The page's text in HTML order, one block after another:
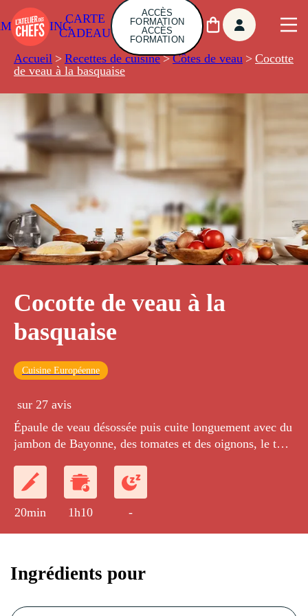
CARTE
CADEAU
ACCÈS
FORMATION
ACCÈS
FORMATION
Accueil > Recettes de cuisine > Côtes de veau > Cocotte
de veau à la basquaise
Cocotte de veau à la
basquaise
Cuisine Européenne
sur 27 avis
Épaule de veau désossée puis cuite longuement avec du
jambon de Bayonne, des tomates et des oignons, le tout
20min 1h10 -
Ingrédients pour